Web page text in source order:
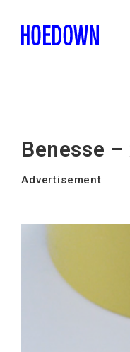
Benesse –
Advertisement